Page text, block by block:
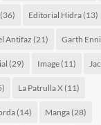
Editorial Hidra(13)
Antifaz(21) Garth
(29) Image(11)
La Patrulla X(11)
(14) Manga(28)